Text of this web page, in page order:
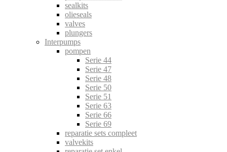
sealkits
olieseals
valves
plungers
Interpumps
pompen
Serie 44
Serie 47
Serie 48
Serie 50
Serie 51
Serie 63
Serie 66
Serie 69
reparatie sets compleet
valvekits